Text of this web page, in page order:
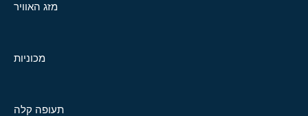
מזג האוויר
מכוניות
תעופה קלה